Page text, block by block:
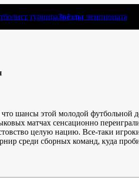
турнираЗвёзды чемпионата
что шансы этой молодой
матчах сенсационно
целую нацию. Все-таки
среди сборных команд, куда